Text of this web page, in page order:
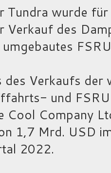
Tundra wurde
Verkauf des
des Verkaufs
und
Cool Company
1,7 Mrd. USD
2022.